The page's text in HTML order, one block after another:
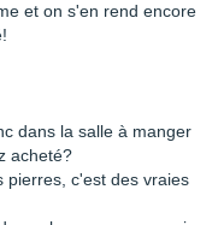
et on s'en rend encore
dans la salle à manger
acheté?
pierres, c'est des vraies